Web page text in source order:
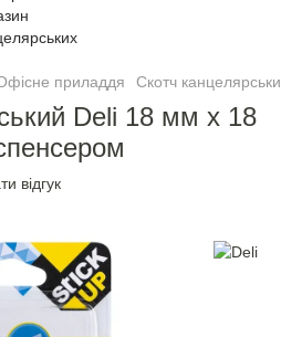
приладдя Скотч
Deli 18 мм х 18
відгук